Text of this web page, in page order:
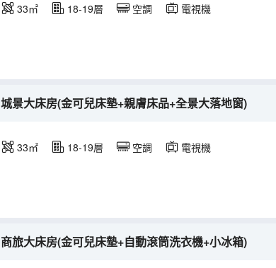
33㎡ 18-19層 空調 電視機
城景大床房(金可兒床墊+親膚床品+全景大落地窗)
33㎡ 18-19層 空調 電視機
商旅大床房(金可兒床墊+自動滾筒洗衣機+小冰箱)